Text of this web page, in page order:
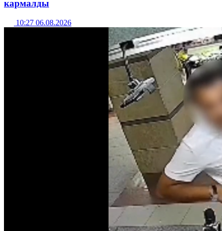
кармалды
10:27 06.08.2026